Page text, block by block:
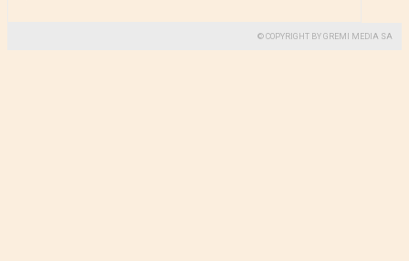
© COPYRIGHT BY GREMI MEDIA SA